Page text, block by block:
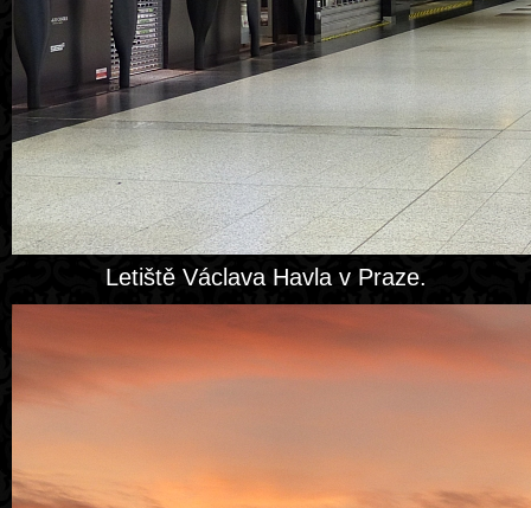
Letiště Václava Havla v Praze.